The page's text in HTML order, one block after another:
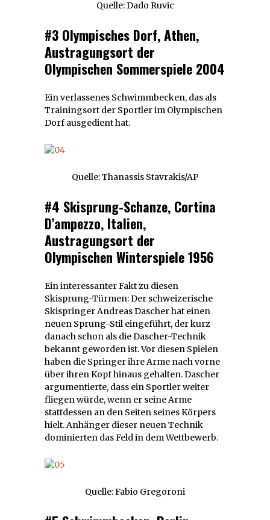
Quelle: Dado Ruvic
#3 Olympisches Dorf, Athen,
Austragungsort der
Olympischen Sommerspiele 2004
Ein verlassenes Schwimmbecken, das als
Trainingsort der Sportler im Olympischen
Dorf ausgedient hat.
Quelle: Thanassis Stavrakis/AP
#4 Skisprung-Schanze, Cortina
D’ampezzo, Italien,
Austragungsort der
Olympischen Winterspiele 1956
Ein interessanter Fakt zu diesen
Skisprung-Türmen: Der schweizerische
Skispringer Andreas Dascher hat einen
neuen Sprung-Stil eingeführt, der kurz
danach schon als die Dascher-Technik
bekannt geworden ist. Vor diesen Spielen
haben die Springer ihre Arme nach vorne
über ihren Kopf hinaus gehalten. Dascher
argumentierte, dass ein Sportler weiter
fliegen würde, wenn er seine Arme
stattdessen an den Seiten seines Körpers
hielt. Anhänger dieser neuen Technik
dominierten das Feld in dem Wettbewerb.
Quelle: Fabio Gregoroni